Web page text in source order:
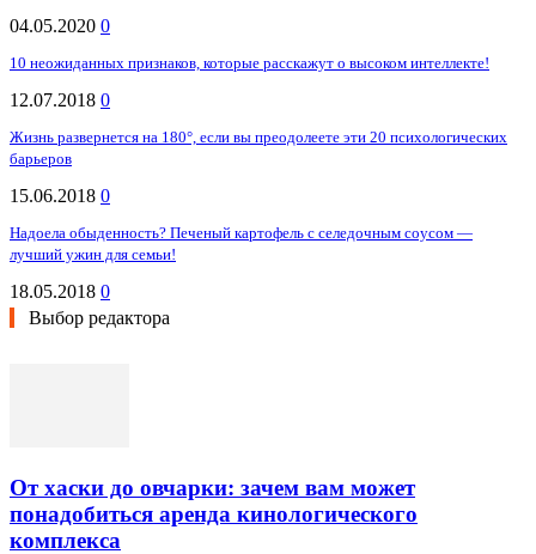
04.05.2020 0
10 неожиданных признаков, которые расскажут о высоком интеллекте!
12.07.2018 0
Жизнь развернется на 180°, если вы преодолеете эти 20 психологических
барьеров
15.06.2018 0
Надоела обыденность? Печеный картофель с селедочным соусом —
лучший ужин для семьи!
18.05.2018 0
Выбор редактора
От хаски до овчарки: зачем вам может
понадобиться аренда кинологического
комплекса